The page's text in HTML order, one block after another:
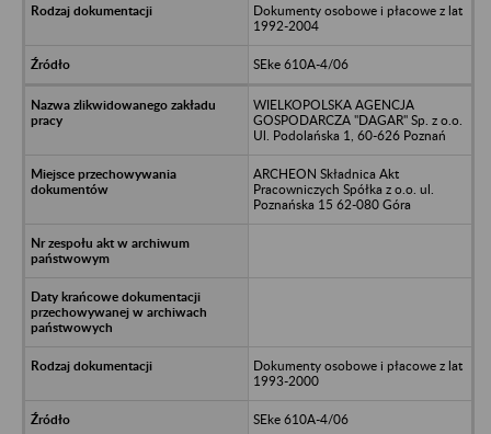
Dokumenty osobowe i płacowe z lat
1992-2004
SEke 610A-4/06
WIELKOPOLSKA AGENCJA
GOSPODARCZA "DAGAR" Sp. z o.o.
Ul. Podolańska 1, 60-626 Poznań
ARCHEON Składnica Akt
Pracowniczych Spółka z o.o. ul.
Poznańska 15 62-080 Góra
Dokumenty osobowe i płacowe z lat
1993-2000
SEke 610A-4/06